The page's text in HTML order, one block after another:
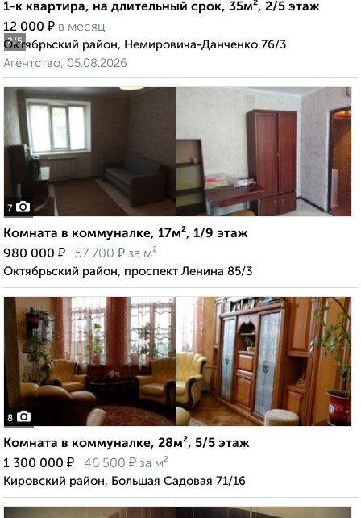
2/5
1-к квартира, на длительный срок, 35м², 2/5 этаж
12 000 ₽ в месяц
Октябрьский район, Немировича-Данченко 76/3
Агентство, 05.08.2026
7
Комната в коммуналке, 17м², 1/9 этаж
980 000 ₽ 57 700 ₽ за м²
Октябрьский район, проспект Ленина 85/3
8
Комната в коммуналке, 28м², 5/5 этаж
1 300 000 ₽ 46 500 ₽ за м²
Кировский район, Большая Садовая 71/16